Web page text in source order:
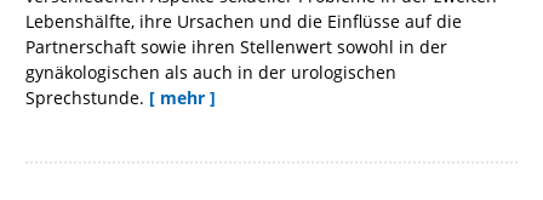
Lebenshälfte, ihre Ursachen und die Einflüsse auf die
Partnerschaft sowie ihren Stellenwert sowohl in der
gynäkologischen als auch in der urologischen
Sprechstunde. [ mehr ]